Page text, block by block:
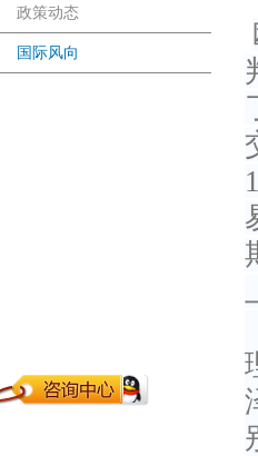
政策动态
国际风向